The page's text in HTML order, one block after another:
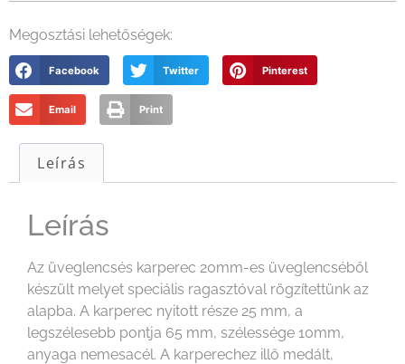
Megosztási lehetőségek:
Facebook Twitter Pinterest
Email Print
Leírás
Leírás
Az üveglencsés karperec 20mm-es üveglencséből
készült melyet speciális ragasztóval rögzítettünk az
alapba. A karperec nyitott része 25 mm, a
legszélesebb pontja 65 mm, szélessége 10mm,
anyaga nemesacél. A karperechez illő medált,